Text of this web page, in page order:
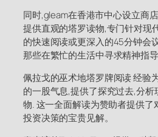
同时,gleam在香港市中心设立商
提供直观的塔罗读物,专门针对现
的快速阅读或更深入的45分钟会
那些在繁忙的生活中寻求精神指
佩拉戈的巫术地塔罗牌阅读 经验
的一股气息,提供了探究过去,分
物. 这一全面解读为赞助者提供
投资决策的宝贵见解。